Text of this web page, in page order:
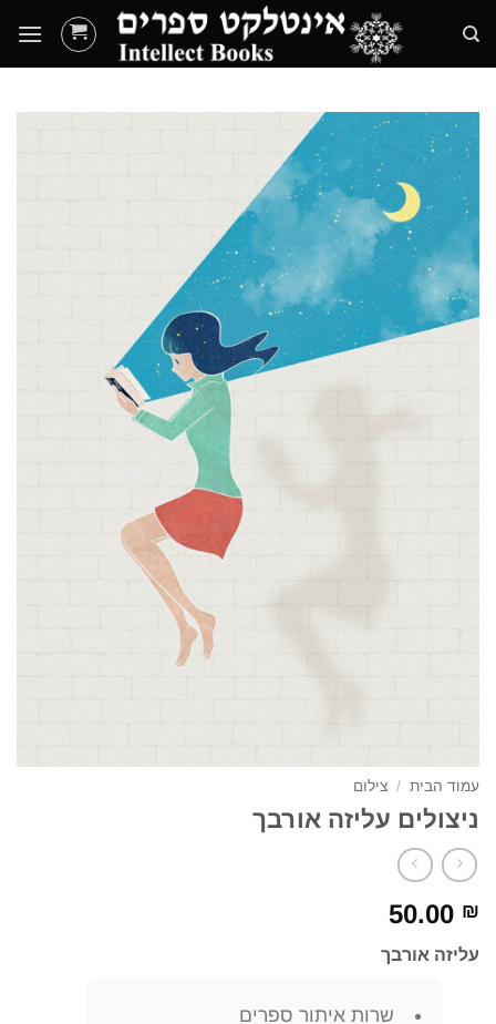
content
עמוד הבית / צילום
ניצולים עליזה אורבך
50.00 ₪
עליזה אורבך
שרות איתור ספרים